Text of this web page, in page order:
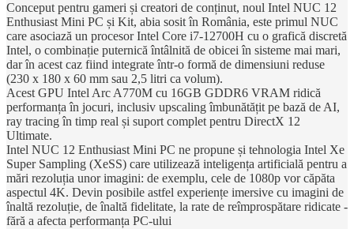
Conceput pentru gameri și creatori de conținut, noul Intel NUC 12
Enthusiast Mini PC și Kit, abia sosit în România, este primul NUC
care asociază un procesor Intel Core i7-12700H cu o grafică discretă
Intel, o combinație puternică întâlnită de obicei în sisteme mai mari,
dar în acest caz fiind integrate într-o formă de dimensiuni reduse
(230 x 180 x 60 mm sau 2,5 litri ca volum).
Acest GPU Intel Arc A770M cu 16GB GDDR6 VRAM ridică
performanța în jocuri, inclusiv upscaling îmbunătățit pe bază de AI,
ray tracing în timp real și suport complet pentru DirectX 12
Ultimate.
Intel NUC 12 Enthusiast Mini PC ne propune și tehnologia Intel Xe
Super Sampling (XeSS) care utilizează inteligența artificială pentru a
mări rezoluția unor imagini: de exemplu, cele de 1080p vor căpăta
aspectul 4K. Devin posibile astfel experiențe imersive cu imagini de
înaltă rezoluție, de înaltă fidelitate, la rate de reîmprospătare ridicate -
fără a afecta performanța PC-ului